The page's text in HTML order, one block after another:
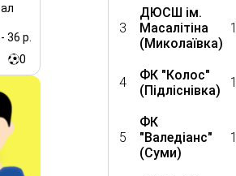
- 36 р.
0
3
ДЮСШ ім.
Масалітіна
(Миколаївка)
1
4
ФК "Колос"
(Підліснівка)
1
5
ФК
"Валедіанс"
(Суми)
1